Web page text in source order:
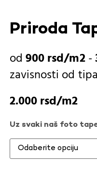
Priroda
900rsd -
zavisnosti od
2.000rsd
Uz svaki naš foto